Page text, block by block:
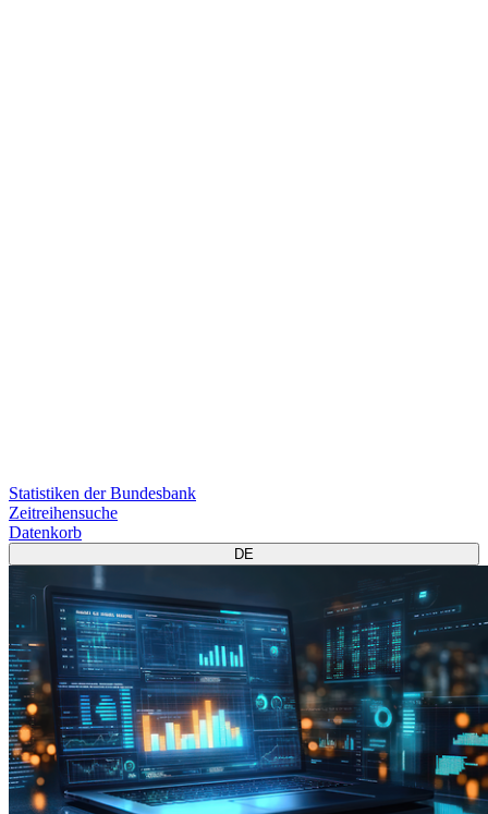
Statistiken der Bundesbank
Zeitreihensuche
Datenkorb
DE